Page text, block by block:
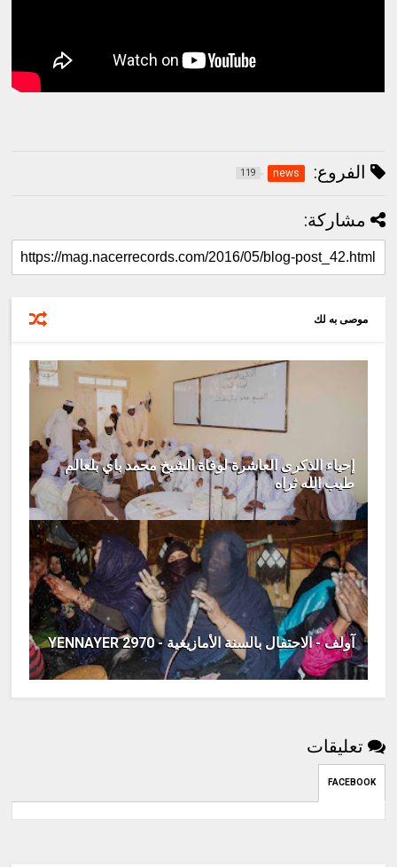
الفروع: news
119
مشاركة:
موصى به لك
إحياء الذكرى العاشرة لوفاة الشيخ محمد باي بلعالم
طيب الله ثراه
آولف - الاحتفال بالسنة الأمازيغية - YENNAYER 2970
تعليقات
FACEBOOK